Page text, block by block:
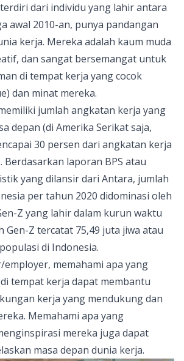
dari individu yang lahirantara
awal 2010-an, punya pandangan
kerja. Mereka adalah kaum muda
dan sangat bersemangat untuk
di tempat kerja yang cocok
dan minat mereka.
jumlah angkatan kerja yang
depan (di Amerika Serikat saja,
30 persen dari angkatan kerja
Berdasarkan laporan BPS atau
yang dilansir dari Antara, jumlah
per tahun 2020 didominasi oleh
Z yang lahir dalam kurun waktu
Gen-Z tercatat 75,49 juta jiwa atau
di Indonesia.
employer, memahami apa yang
tempat kerja dapat membantu
kerja yang mendukung dan
Memahami apa yang
mereka juga dapat
masa depan dunia kerja.